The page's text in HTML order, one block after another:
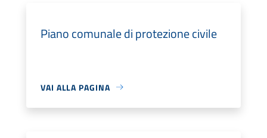
Piano comunale di protezione civile
VAI ALLA PAGINA